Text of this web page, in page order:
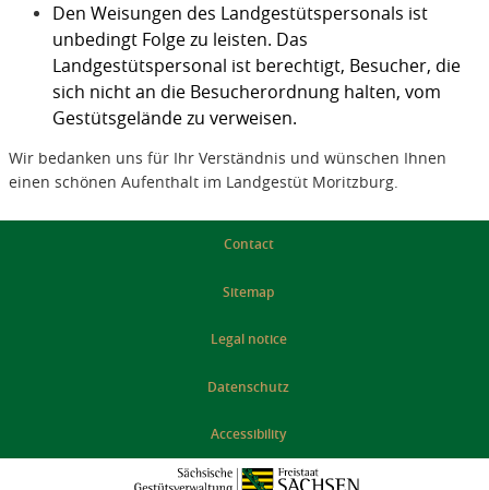
Den Weisungen des Landgestütspersonals ist
unbedingt Folge zu leisten. Das
Landgestütspersonal ist berechtigt, Besucher, die
sich nicht an die Besucherordnung halten, vom
Gestütsgelände zu verweisen.
Wir bedanken uns für Ihr Verständnis und wünschen Ihnen
einen schönen Aufenthalt im Landgestüt Moritzburg.
Contact
Sitemap
Legal notice
Datenschutz
Accessibility